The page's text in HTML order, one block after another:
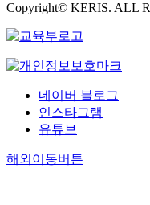
Copyright© KERIS. ALL
네이버 블로그
인스타그램
유튜브
해외이동버튼